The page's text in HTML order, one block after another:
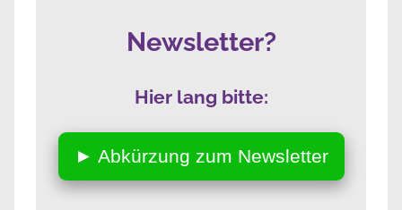
Newsletter?
Hier lang bitte:
► Abkürzung zum Newsletter